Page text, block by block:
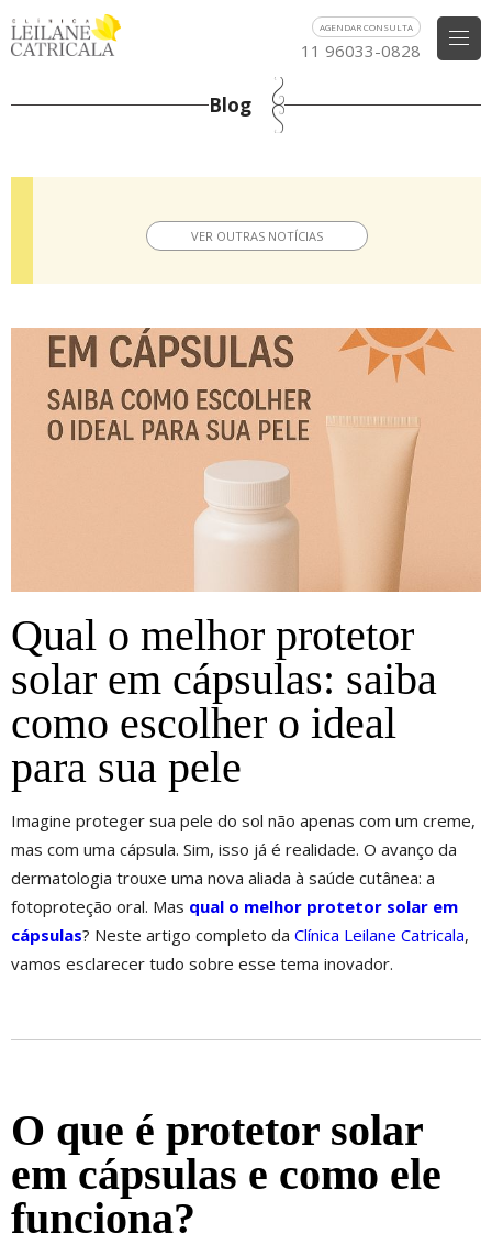
AGENDAR CONSULTA
11 96033-0828
Blog
VER OUTRAS NOTÍCIAS
Qual o melhor protetor
solar em cápsulas: saiba
como escolher o ideal
para sua pele
Imagine proteger sua pele do sol não apenas com um creme,
mas com uma cápsula. Sim, isso já é realidade. O avanço da
dermatologia trouxe uma nova aliada à saúde cutânea: a
fotoproteção oral. Mas qual o melhor protetor solar em
cápsulas? Neste artigo completo da Clínica Leilane Catricala,
vamos esclarecer tudo sobre esse tema inovador.
O que é protetor solar
em cápsulas e como ele
funciona?